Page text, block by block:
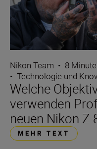
Nikon Team • 8
• Technologie und
Welche
verwenden
neuen Nikon Z
MEHR TEXT